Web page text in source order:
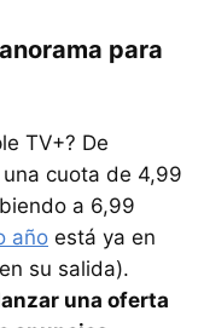
para
TV+? De
cuota de 4,99
a 6,99
año está ya en
su salida).
una oferta